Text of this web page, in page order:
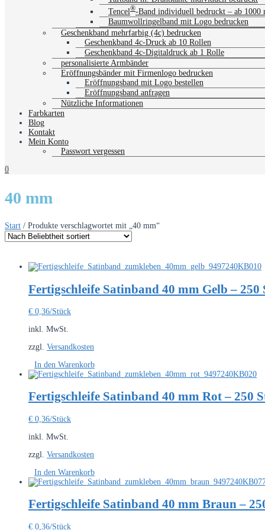
Tencel®-Band individuell bedruckt – ab 1000
Baumwollringelband mit Logo bedrucken
Geschenkband mehrfarbig (4c) bedrucken
Geschenkband 4c-Druck ab 10 Rollen
Geschenkband 4c-Digitaldruck ab 1 Rolle
personalisierte Armbänder
Eröffnungsbänder mit Firmenlogo bedrucken
Eröffnungsband mit Logo bestellen
Eröffnungsband anfragen
Nützliche Informationen
Farbkarten
Blog
Kontakt
Mein Konto
Passwort vergessen
0
40 mm
Start / Produkte verschlagwortet mit „40 mm“
Fertigschleife Satinband 40 mm Gelb –
€ 0,36/Stück
inkl. MwSt.
zzgl. Versandkosten
In den Warenkorb
Fertigschleife Satinband 40 mm Rot – 250
€ 0,36/Stück
inkl. MwSt.
zzgl. Versandkosten
In den Warenkorb
Fertigschleife Satinband 40 mm Braun –
€ 0,36/Stück